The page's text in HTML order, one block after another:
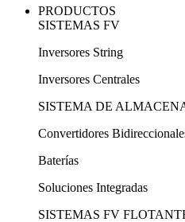
PRODUCTOS
SISTEMAS FV
Inversores String
Inversores Centrales
SISTEMA DE
Convertidores
Baterías
Soluciones Integradas
SISTEMAS FV